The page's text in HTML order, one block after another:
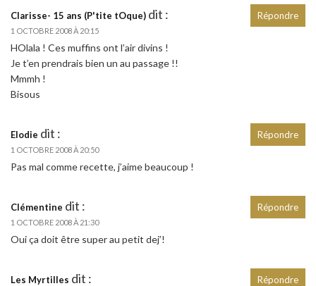
Clarisse- 15 ans (P'tite tOque) dit :
1 OCTOBRE 2008 À 20:15
HOlala ! Ces muffins ont l’air divins !
Je t’en prendrais bien un au passage !!
Mmmh !
Bisous
Répondre
Elodie dit :
1 OCTOBRE 2008 À 20:50
Pas mal comme recette, j’aime beaucoup !
Répondre
Clémentine dit :
1 OCTOBRE 2008 À 21:30
Oui ça doit être super au petit dej’!
Répondre
Les Myrtilles dit : Répondre